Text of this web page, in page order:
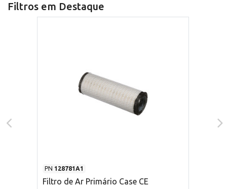
Filtros em Destaque
PN 128781A1
Filtro de Ar Primário Case CE